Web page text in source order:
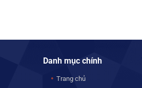
Danh mục chính
Trang chủ